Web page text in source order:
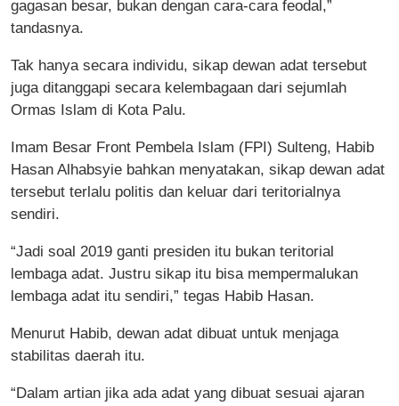
gagasan besar, bukan dengan cara-cara feodal,”
tandasnya.
Tak hanya secara individu, sikap dewan adat tersebut
juga ditanggapi secara kelembagaan dari sejumlah
Ormas Islam di Kota Palu.
Imam Besar Front Pembela Islam (FPI) Sulteng, Habib
Hasan Alhabsyie bahkan menyatakan, sikap dewan adat
tersebut terlalu politis dan keluar dari teritorialnya
sendiri.
“Jadi soal 2019 ganti presiden itu bukan teritorial
lembaga adat. Justru sikap itu bisa mempermalukan
lembaga adat itu sendiri,” tegas Habib Hasan.
Menurut Habib, dewan adat dibuat untuk menjaga
stabilitas daerah itu.
“Dalam artian jika ada adat yang dibuat sesuai ajaran